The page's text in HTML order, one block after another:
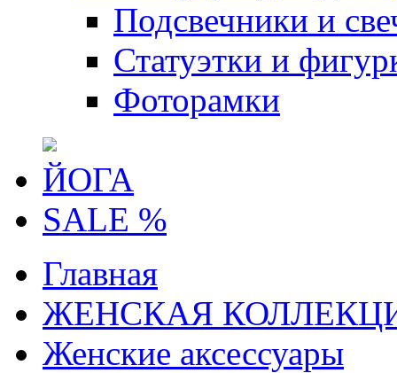
Подсвечники и
Статуэтки и
Фоторамки
ЙОГА
SALE %
Главная
ЖЕНСКАЯ
Женские аксессуары